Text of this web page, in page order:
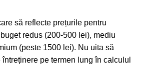
să reflecte prețurile pentru
redus (200-500 lei), mediu
(peste 1500 lei). Nu uita să
pe termen lung în calculul